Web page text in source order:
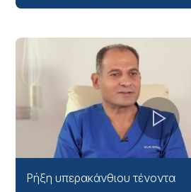
Ρήξη υπερακάνθιου τένοντα